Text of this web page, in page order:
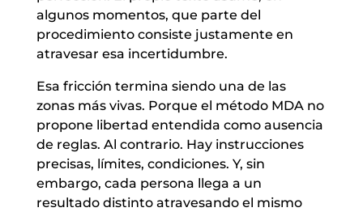
algunos momentos, que parte del
procedimiento consiste justamente en
atravesar esa incertidumbre.
Esa fricción termina siendo una de las
zonas más vivas. Porque el método MDA no
propone libertad entendida como ausencia
de reglas. Al contrario. Hay instrucciones
precisas, límites, condiciones. Y, sin
embargo, cada persona llega a un
resultado distinto atravesando el mismo